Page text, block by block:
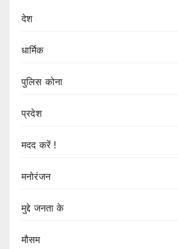
देश
धार्मिक
पुलिस कोना
प्रदेश
मदद करें !
मनोरंजन
मुद्दे जनता के
मौसम